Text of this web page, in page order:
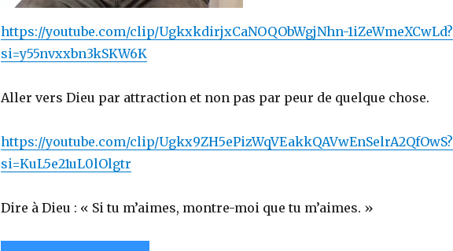
https://youtube.com/clip/UgkxkdirjxCaNOQObWgjNhn-1iZeWmeXCwLd?
si=y55nvxxbn3kSKW6K
Aller vers Dieu par attraction et non pas par peur de quelque chose.
https://youtube.com/clip/Ugkx9ZH5ePizWqVEakkQAVwEnSelrA2QfOwS?
si=KuL5e21uL0lOlgtr
Dire à Dieu : « Si tu m’aimes, montre-moi que tu m’aimes. »